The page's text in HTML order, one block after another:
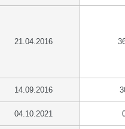
21.04.2016
14.09.2016
04.10.2021